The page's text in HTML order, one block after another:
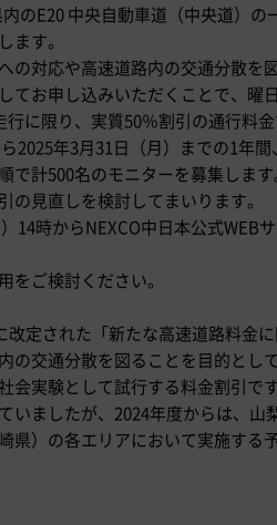
のE20 中央自動車道（中央道）の
ます。
の対応や高速道路内の交通分散
てお申し込みいただくことで、曜
に限り、実質50％割引の通行料金
2025年3月31日（月）までの1年
計500名のモニターを募集します
見直しを検討してまいります。
14時からNEXCO中日本公式WEB
をご検討ください。
定された「新たな高速道路料金
の交通分散を図ることを目的とし
会実験として試行する料金割引で
ましたが、2024年度からは、山
）の各エリアにおいて実施する予